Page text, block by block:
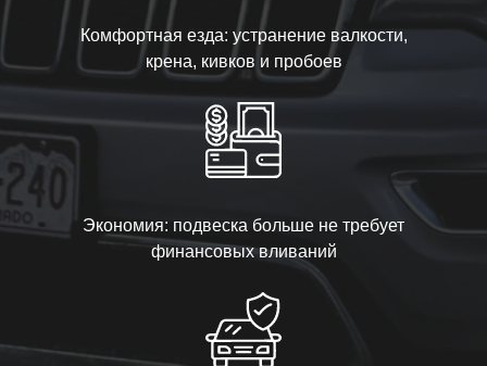
Комфортная езда: устранение валкости,
крена, кивков и пробоев
Экономия: подвеска больше не требует
финансовых вливаний